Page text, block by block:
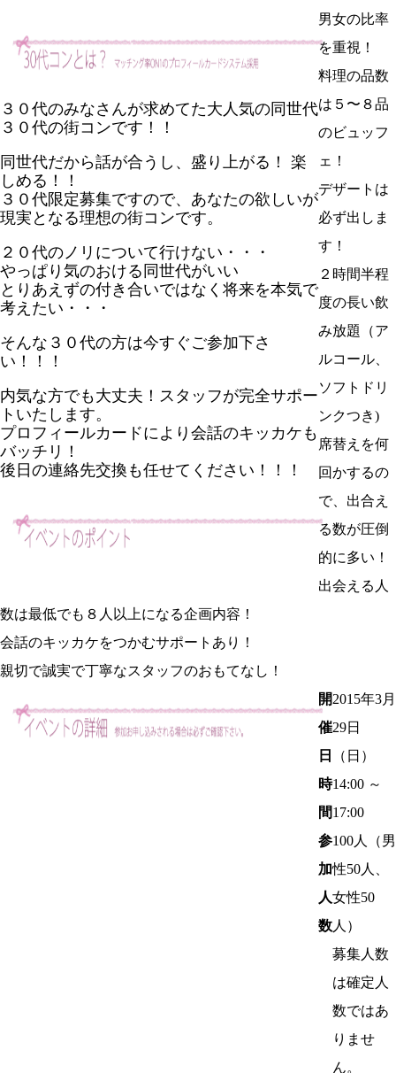
３０代のみなさんが求めてた大人気の同世代
３０代の街コンです！！
同世代だから話が合うし、盛り上がる！ 楽
しめる！！
３０代限定募集ですので、あなたの欲しいが
現実となる理想の街コンです。
２０代のノリについて行けない・・・
やっぱり気のおける同世代がいい
とりあえずの付き合いではなく将来を本気で
考えたい・・・
そんな ３０代の方は今すぐご参加下さ
い！！！
内気な方でも大丈夫！スタッフが完全サポー
トいたします。
プロフィールカードにより会話のキッカケも
バッチリ！
後日の連絡先交換も任せてください！！！
男女の比率
を重視！
料理の品数
は５〜８品
のビュッフ
ェ！
デザートは
必ず出しま
す！
２時間半程
度の長い飲
み放題（ア
ルコール、
ソフトドリ
ンクつき)
席替えを何
回かするの
で、出合え
る数が圧倒
的に多い！
出会える人
数は最低でも８人以上になる企画内容！
会話のキッカケをつかむサポートあり！
親切で誠実で丁寧なスタッフのおもてなし！
開
催
日
2015年3月
29日
（日）
時
間
14:00 ～
17:00
参
加
人
数
100人（男
性50人、
女性50
人）
募集人数
は確定人
数ではあ
りませ
ん。